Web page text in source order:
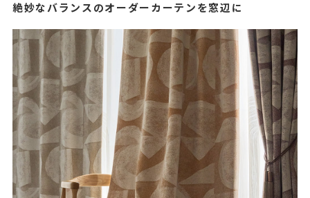
絶妙なバランスのオーダーカーテンを窓辺に